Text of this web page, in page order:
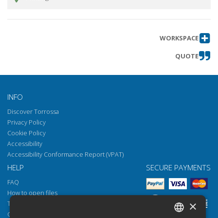
al '68
Il Sessantotto e l'Università di Pisa Get chapter
WORKSPACE
QUOTE
INFO
Discover Torrossa
Privacy Policy
Cookie Policy
Accessibility
Accessibility Conformance Report (VPAT)
HELP
FAQ
How to open files
Torrossa Reader
Copyright obligations
SECURE PAYMENTS
×